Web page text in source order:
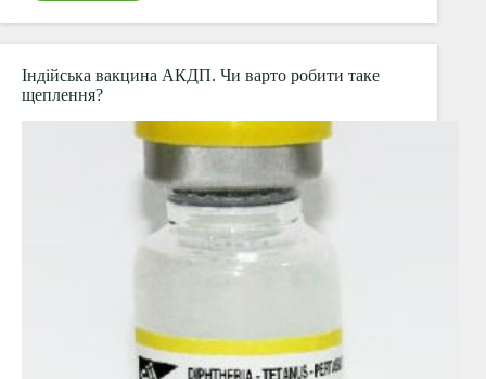
картоплі
та
гірчиці
при
Індійська вакцина АКДП. Чи варто робити таке
щеплення?